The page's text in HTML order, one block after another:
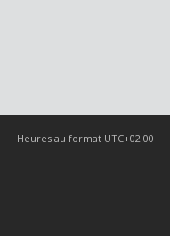
Heures au format UTC+02:00